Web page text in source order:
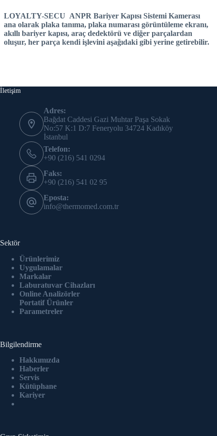
LOYALTY-SECU ANPR Bariyer Kapısı Sistemi Kamerası
ana olarak plaka tanıma, plaka numarası görüntüleme ekranı,
akıllı bariyer kapısı, araç dedektörü ve diğer parçalardan
oluşur, her parça kendi işlevini aşağıdaki gibi yerine getirebilir.
İletişim
Adres:
Bağdat Caddesi Gazi Muhtar Paşa Sokak
No:57 K:1 D:7 Feneryolu 34724 Kadıköy
İstanbul
Telefon:
+90 (216) 541 0294
Faks:
+90 (216) 541 02 95
Eposta:
info@thermomed.com.tr
Sektör
Ürünlerimiz
Uygulamalar
Markalar
Laburatuvar Cihazları
Online Analizörler
Portatif Ürünler
Parametreler
Bilgilendirme
Hakkımızda
Haberler
Servis
Kütüphane
Kariyer